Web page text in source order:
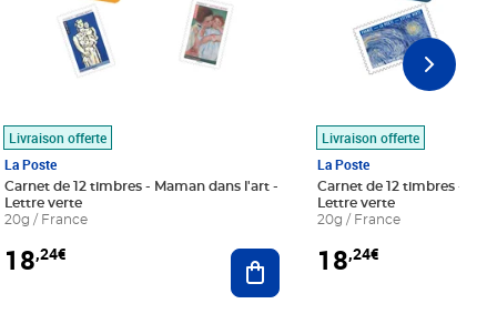
au panier
Livraison offerte
La Poste
Carnet de 12 timbres - Maman dans l'art -
Lettre verte
20g / France
18,24€ Ajouter au panier
Livraison offerte
La Poste
Carnet de 12 timbres - Le
Lettre verte
20g / France
18,24€